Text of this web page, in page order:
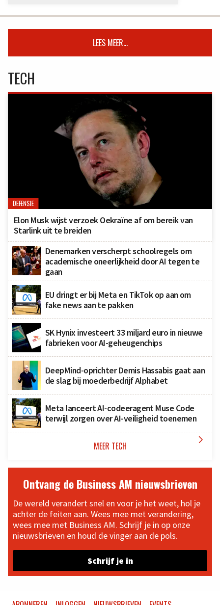
LEES MEER...
TECH
DEFENSIE
Elon Musk wijst verzoek Oekraïne af om bereik van
Starlink uit te breiden
Denemarken verscherpt schoolregels om
academische oneerlijkheid door AI tegen te
gaan
EU dringt er bij Meta en TikTok op aan om
fake news aan te pakken
SK Hynix investeert 33 miljard euro in nieuwe
fabrieken voor AI-geheugenchips
DeepMind-oprichter Demis Hassabis gaat aan
de slag bij moederbedrijf Alphabet
Meta lanceert AI-codeeragent Muse Code
terwijl zorgen over AI-veiligheid toenemen
MEER TECH 
Ontvang de Business AM nieuwsbrieven
De wereld verandert snel en voor je het weet, hol je
achter de feiten aan. Wees mee met verandering,
wees mee met Business AM. Schrijf je in op onze
nieuwsbrieven en houd de vinger aan de pols.
Schrijf je in